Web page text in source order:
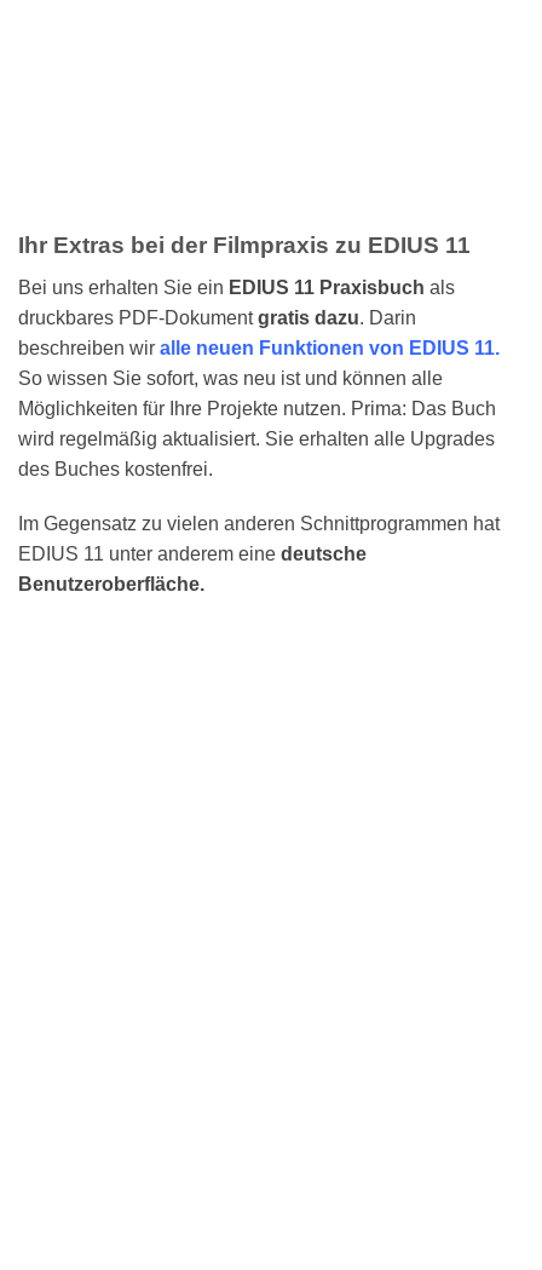
Ihr Extras bei der Filmpraxis zu EDIUS 11
Bei uns erhalten Sie ein EDIUS 11 Praxisbuch als
druckbares PDF-Dokumentgratis dazu. Darin
beschreiben wir alle neuen Funktionen von EDIUS 11.
So wissen Sie sofort, was neu ist und können alle
Möglichkeiten für Ihre Projekte nutzen. Prima: Das Buch
wird regelmäßig aktualisiert. Sie erhalten alle Upgrades
des Buches kostenfrei.
Im Gegensatz zu vielen anderen Schnittprogrammen hat
EDIUS 11 unter anderem eine deutsche
Benutzeroberfläche.